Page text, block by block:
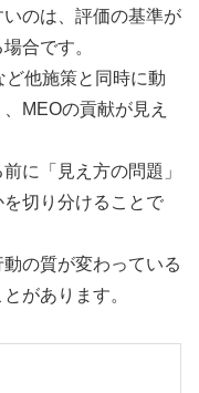
のは、評価の基準が
合です。
ど他施策と同時に動
MEOの貢献が見え
に「見え方の問題」
切り分けることで
の質が変わっている
があります。